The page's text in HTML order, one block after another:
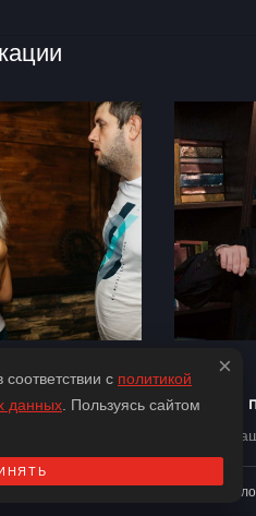
Квест
Гарри и
×
с политикой
данных . Пользуясь сайтом